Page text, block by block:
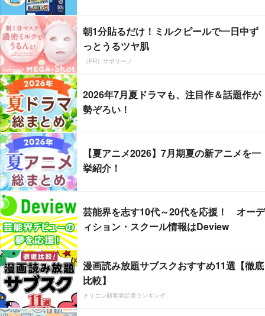
朝1分貼るだけ！ミルクピールで一日中ず
っとうるツヤ肌
（PR）サボリーノ
2026年7月夏ドラマも、注目作＆話題作が
勢ぞろい！
【夏アニメ2026】7月期夏の新アニメを一
挙紹介！
芸能界を志す10代～20代を応援！ オーデ
ィション・スクール情報はDeview
漫画読み放題サブスクおすすめ11選【徹底
比較】
オリコン顧客満足度ランキング